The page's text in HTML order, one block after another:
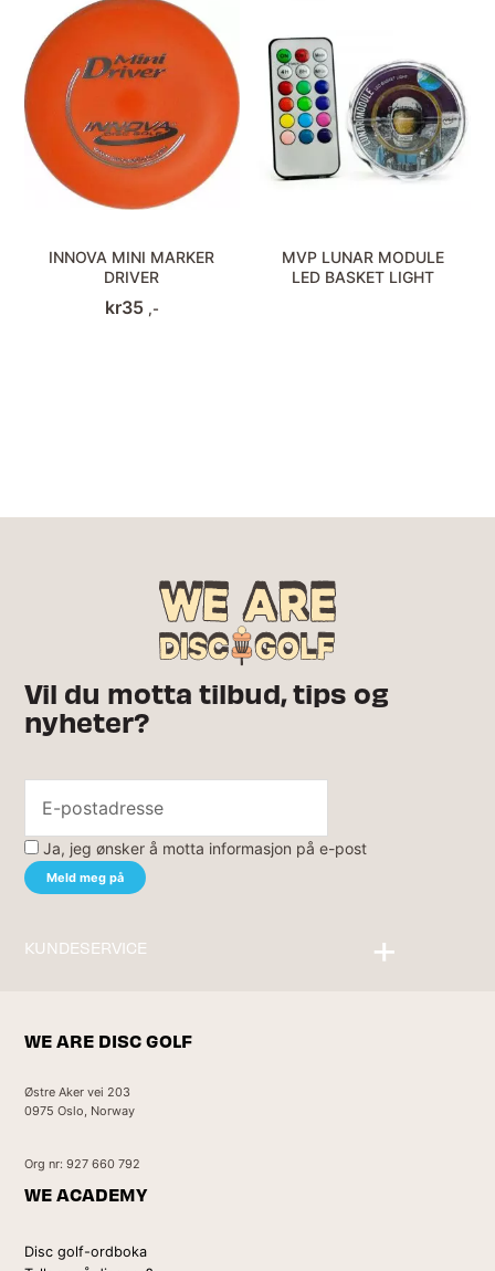
INNOVA MINI MARKER
DRIVER
kr35 ,-
MVP LUNAR MODULE
LED BASKET LIGHT
Vil du motta tilbud, tips og
nyheter?
Ja, jeg ønsker å motta informasjon på e-post
KUNDESERVICE
WE ARE DISC GOLF
Østre Aker vei 203
0975 Oslo, Norway
Org nr: 927 660 792
WE ACADEMY
Disc golf-ordboka